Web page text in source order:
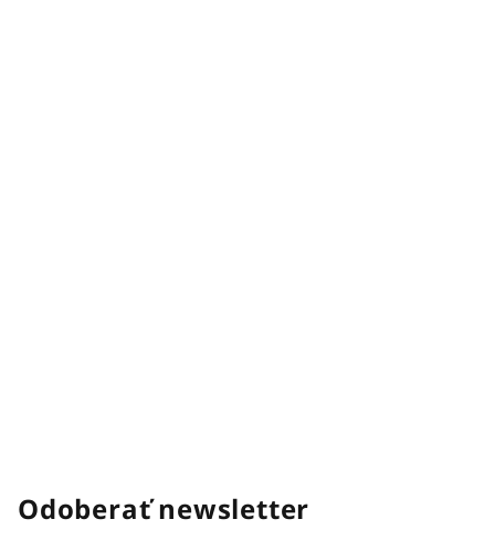
Odoberať newsletter